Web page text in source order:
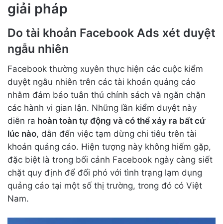
giải pháp
Do tài khoản Facebook Ads xét duyệt
ngẫu nhiên
Facebook thường xuyên thực hiện các cuộc kiểm
duyệt ngẫu nhiên trên các tài khoản quảng cáo
nhằm đảm bảo tuân thủ chính sách và ngăn chặn
các hành vi gian lận. Những lần kiểm duyệt này
diễn ra hoàn toàn tự động và có thể xảy ra bất cứ
lúc nào, dẫn đến việc tạm dừng chi tiêu trên tài
khoản quảng cáo. Hiện tượng này không hiếm gặp,
đặc biệt là trong bối cảnh Facebook ngày càng siết
chặt quy định để đối phó với tình trạng lạm dụng
quảng cáo tại một số thị trường, trong đó có Việt
Nam.